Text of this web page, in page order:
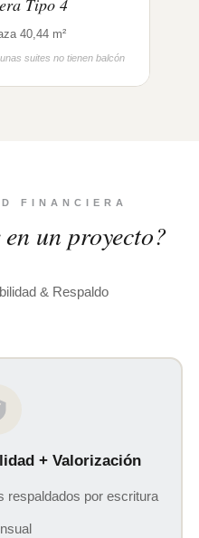
Tipo 4
40,44 m²
suites no tienen balcón
FINANCIERA
un proyecto?
& Respaldo
+ Valorización
respaldados por escritura